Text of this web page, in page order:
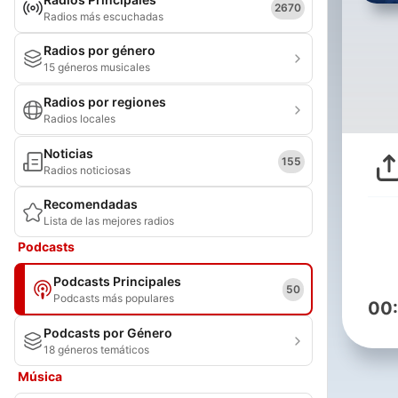
Radios más escuchadas
2670
Radios por género
15 géneros musicales
Radios por regiones
Radios locales
Noticias
Radios noticiosas
155
Recomendadas
Lista de las mejores radios
Podcasts
Podcasts Principales
Podcasts más populares
50
Podcasts por Género
18 géneros temáticos
Música